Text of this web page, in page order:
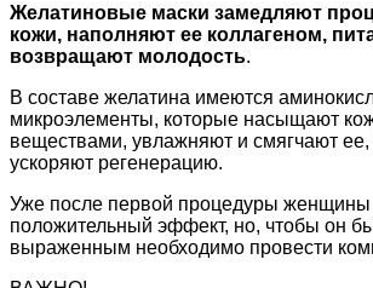
Желатиновые маски замедляют
кожи, наполняют ее коллагеном,
возвращают молодость.
В составе желатина имеются
микроэлементы, которые насыщают
веществами, увлажняют и смягчают ее,
ускоряют регенерацию.
Уже после первой процедуры женщины
положительный эффект, но, чтобы он
выраженным необходимо провести